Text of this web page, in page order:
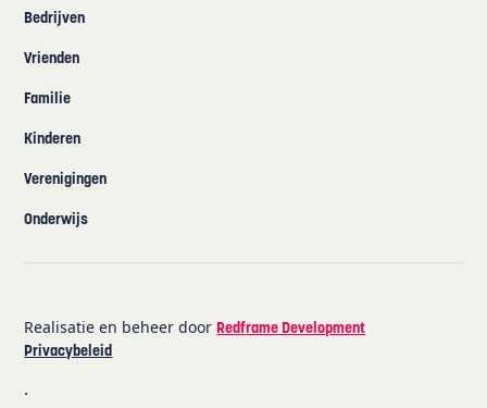
Bedrijven
Vrienden
Familie
Kinderen
Verenigingen
Onderwijs
Privacybeleid
·
Realisatie en beheer door Redframe Development